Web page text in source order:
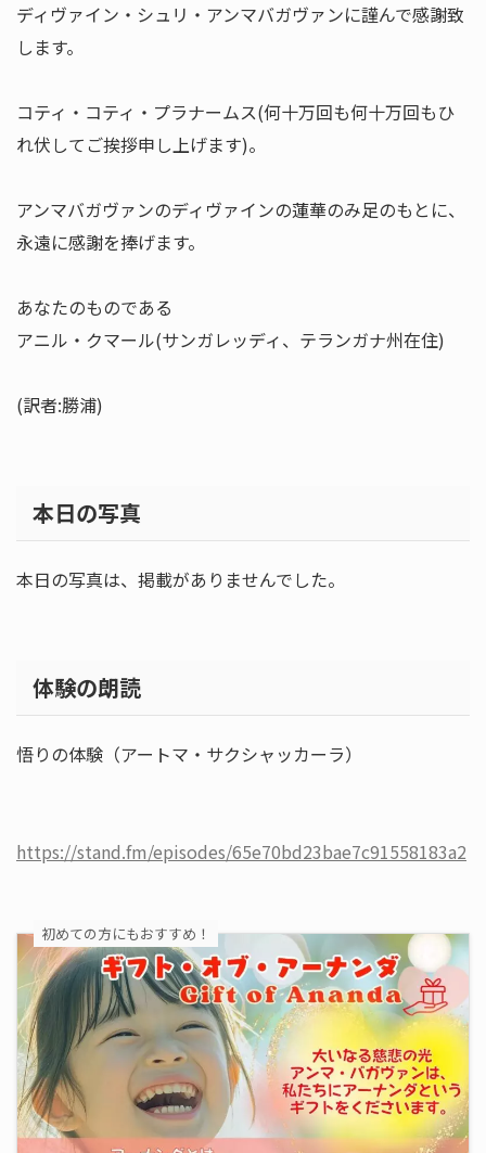
ディヴァイン・シュリ・アンマバガヴァンに謹んで感謝致
します。
コティ・コティ・プラナームス(何十万回も何十万回もひ
れ伏してご挨拶申し上げます)。
アンマバガヴァンのディヴァインの蓮華のみ足のもとに、
永遠に感謝を捧げます。
あなたのものである
アニル・クマール(サンガレッディ、テランガナ州在住)
(訳者:勝浦)
本日の写真
本日の写真は、掲載がありませんでした。
体験の朗読
悟りの体験（アートマ・サクシャッカーラ）
https://stand.fm/episodes/65e70bd23bae7c91558183a2
初めての方にもおすすめ！